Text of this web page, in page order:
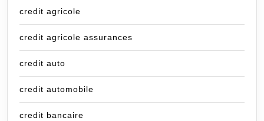
credit agricole
credit agricole assurances
credit auto
credit automobile
credit bancaire